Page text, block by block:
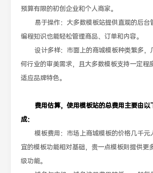
预算有限的初创企业和个人商家。
易于操作：大多数模板站提供直观的后台
编程知识也能轻松管理商品、订单和内容。
设计多样：市面上的商城模板种类繁多，
何行业的审美需求，且大多数模板支持一定程
适应品牌特色。
费用估算，使用模板站的总费用主要由以
成：
模板费用：市场上商城模板的价格几千元
宜的模板功能相对基础，贵一点模板则提供更
级功能。